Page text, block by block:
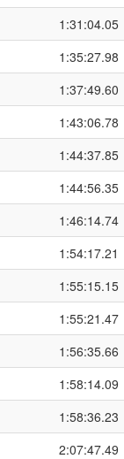
1:31:04.05
1:35:27.98
1:37:49.60
1:43:06.78
1:44:37.85
1:44:56.35
1:46:14.74
1:54:17.21
1:55:15.15
1:55:21.47
1:56:35.66
1:58:14.09
1:58:36.23
2:07:47.49